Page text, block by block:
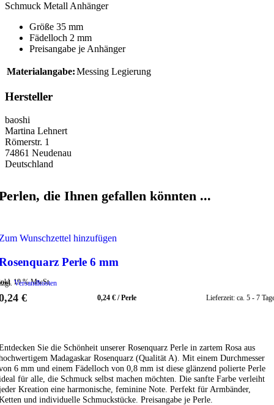
Schmuck Metall Anhänger
Größe 35 mm
Fädelloch 2 mm
Preisangabe je Anhänger
Materialangabe:Messing Legierung
Hersteller
baoshi
Martina Lehnert
Römerstr. 1
74861 Neudenau
Deutschland
die Ihnen gefallen könnten ...
Wunschzettel hinzufügen
Perle 6 mm
19 % MwSt.
Versandkosten
€ 0,24 €/Perle Lieferzeit: ca. 5 - 7
Sie die Schönheit unserer Rosenquarz Perle in zartem Rosa aus
Madagaskar Rosenquarz (Qualität A). Mit einem Durchmesser
6 mm und einem Fädelloch von 0,8 mm ist diese glänzend polierte Perle
für alle, die Schmuck selbst machen möchten. Die sanfte Farbe verleiht
Kreation eine harmonische, feminine Note. Perfekt für Armbänder,
und individuelle Schmuckstücke. Preisangabe je Perle.